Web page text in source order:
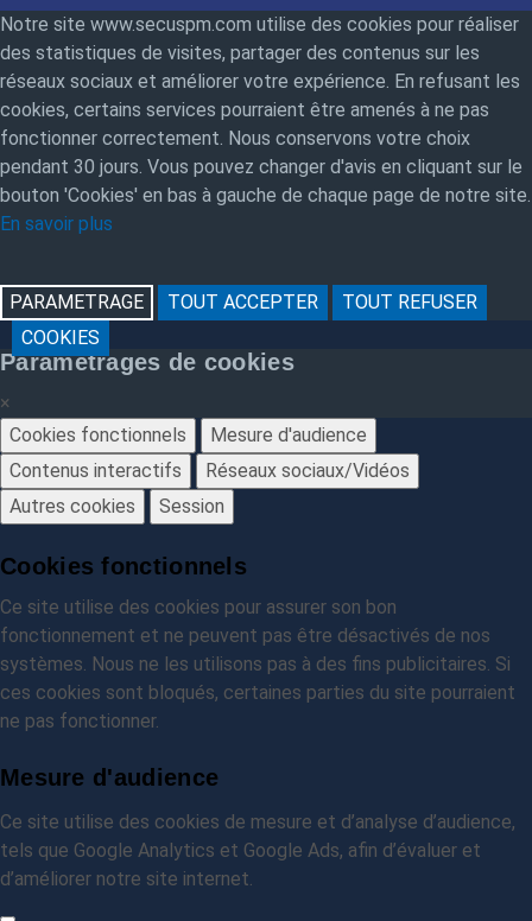
Notre site www.secuspm.com utilise des cookies pour réaliser
des statistiques de visites, partager des contenus sur les
réseaux sociaux et améliorer votre expérience. En refusant les
cookies, certains services pourraient être amenés à ne pas
fonctionner correctement. Nous conservons votre choix
pendant 30 jours. Vous pouvez changer d'avis en cliquant sur le
bouton 'Cookies' en bas à gauche de chaque page de notre site.
En savoir plus
PARAMETRAGE TOUT ACCEPTER
TOUT REFUSER
COOKIES
Paramétrages de cookies
×
Cookies fonctionnels
Mesure d'audience
Contenus interactifs
Réseaux sociaux/Vidéos
Autres cookies
Session
Cookies fonctionnels
Ce site utilise des cookies pour assurer son bon
fonctionnement et ne peuvent pas être désactivés de nos
systèmes. Nous ne les utilisons pas à des fins publicitaires. Si
ces cookies sont bloqués, certaines parties du site pourraient
ne pas fonctionner.
Mesure d'audience
Ce site utilise des cookies de mesure et d’analyse d’audience,
tels que Google Analytics et Google Ads, afin d’évaluer et
d’améliorer notre site internet.